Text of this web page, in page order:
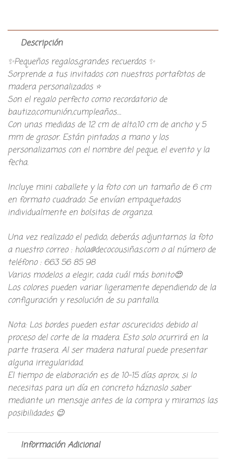
Descripción
✨Pequeños regalos,grandes recuerdos ✨
Sorprende a tus invitados con nuestros portafotos de
madera personalizados ⭐
Son el regalo perfecto como recordatorio de
bautizo,comunión,cumpleaños….
Con unas medidas de 12 cm de alto,10 cm de ancho y 5
mm de grosor. Están pintados a mano y los
personalizamos con el nombre del peque, el evento y la
fecha.
Incluye mini caballete y la foto con un tamaño de 6 cm
en formato cuadrado. Se envían empaquetados
individualmente en bolsitas de organza.
Una vez realizado el pedido, deberás adjuntarnos la foto
a nuestro correo : hola@decocousiñas.com o al número de
teléfono : 663 56 85 98
Varios modelos a elegir, cada cuál más bonito😍
Los colores pueden variar ligeramente dependiendo de la
configuración y resolución de su pantalla.
Nota: Los bordes pueden estar oscurecidos debido al
proceso del corte de la madera. Esto solo ocurrirá en la
parte trasera. Al ser madera natural puede presentar
alguna irregularidad.
El tiempo de elaboración es de 10-15 días aprox, si lo
necesitas para un día en concreto háznoslo saber
mediante un mensaje antes de la compra y miramos las
posibilidades 😉
Información Adicional